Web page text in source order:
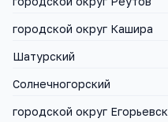
городской округ Кашира
Шатурский
Солнечногорский
городской округ Егорьевск